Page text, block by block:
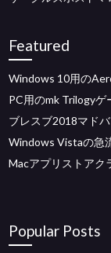
Featured
Windows 10用の
PC用のmk Trilogyゲ
ブレスブ2018マド
Windows Vistaの急
Macアプリストアク
Popular Posts